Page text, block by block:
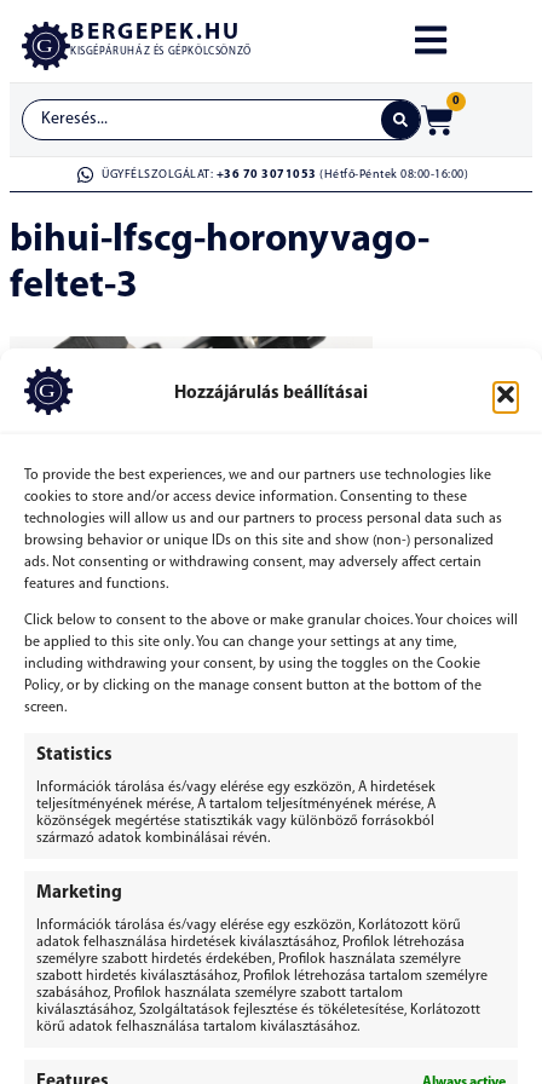
Hozzájárulás beállításai
To provide the best experiences, we and our partners use technologies like
cookies to store and/or access device information. Consenting to these
technologies will allow us and our partners to process personal data such as
browsing behavior or unique IDs on this site and show (non-) personalized
ads. Not consenting or withdrawing consent, may adversely affect certain
features and functions.
Click below to consent to the above or make granular choices. Your choices will
be applied to this site only. You can change your settings at any time,
including withdrawing your consent, by using the toggles on the Cookie
Policy, or by clicking on the manage consent button at the bottom of the
screen.
Statistics
Információk tárolása és/vagy elérése egy eszközön, A hirdetések
teljesítményének mérése, A tartalom teljesítményének mérése, A
közönségek megértése statisztikák vagy különböző forrásokból
származó adatok kombinálásai révén.
Marketing
Információk tárolása és/vagy elérése egy eszközön, Korlátozott körű
adatok felhasználása hirdetések kiválasztásához, Profilok létrehozása
személyre szabott hirdetés érdekében, Profilok használata személyre
szabott hirdetés kiválasztásához, Profilok létrehozása tartalom személyre
szabásához, Profilok használata személyre szabott tartalom
kiválasztásához, Szolgáltatások fejlesztése és tökéletesítése, Korlátozott
körű adatok felhasználása tartalom kiválasztásához.
BERGEPEK.HU
KISGÉPÁRUHÁZ ÉS GÉPKÖLCSÖNZŐ
0
ÜGYFÉLSZOLGÁLAT: +36 70 3071053 (Hétfő-Péntek 08:00-16:00)
bihui-lfscg-horonyvago-
feltet-3
Vélemény, hozzászólás?
Hozzászólás küldéséhezbe kell jelentkezni.
BERGEPEK.HU
KISGÉPÁRUHÁZ ÉS GÉPKÖLCSÖNZŐ
Bérgépek Gépáruház Kereskedelmi Kft.